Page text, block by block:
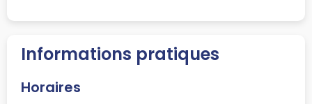
Informations pratiques
Horaires